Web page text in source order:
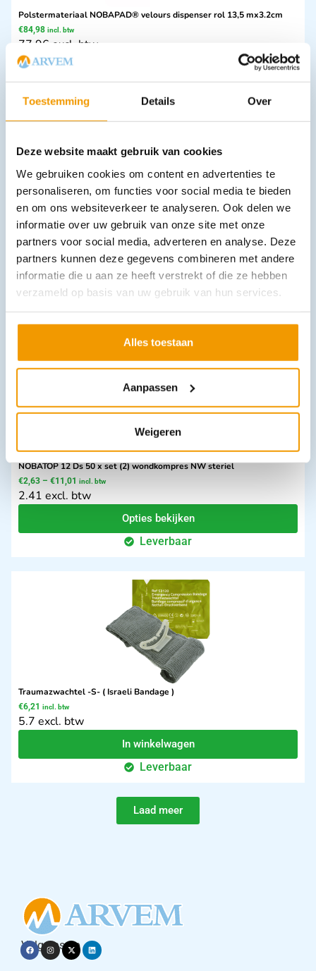
Toestemming Details Over
Deze website maakt gebruik van cookies
We gebruiken cookies om content en advertenties te
personaliseren, om functies voor social media te bieden
en om ons websiteverkeer te analyseren. Ook delen we
informatie over uw gebruik van onze site met onze
partners voor social media, adverteren en analyse. Deze
partners kunnen deze gegevens combineren met andere
informatie die u aan ze heeft verstrekt of die ze hebben
verzameld op basis van uw gebruik van hun services.
Alles toestaan
Aanpassen
Weigeren
Polstermateriaal NOBAPAD® velours dispenser rol 13,5 mx3.2cm
€84,98 incl. btw
77.96 excl. btw
Cohesive bandage Prostrap
€0,82 – €2,39 incl. btw
0.75 excl. btw
Opties bekijken
Leverbaar
NOBATOP 12 Ds 50 x set (2) wondkompres NW steriel
€2,63 – €11,01 incl. btw
2.41 excl. btw
Opties bekijken
Leverbaar
Traumazwachtel -S- ( Israeli Bandage )
€6,21 incl. btw
5.7 excl. btw
In winkelwagen
Leverbaar
Laad meer
Volg ons op